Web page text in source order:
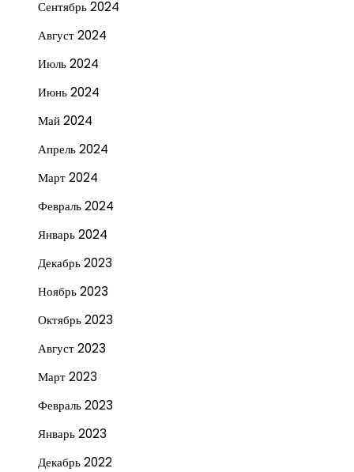
Сентябрь 2024
Август 2024
Июль 2024
Июнь 2024
Май 2024
Апрель 2024
Март 2024
Февраль 2024
Январь 2024
Декабрь 2023
Ноябрь 2023
Октябрь 2023
Август 2023
Март 2023
Февраль 2023
Январь 2023
Декабрь 2022